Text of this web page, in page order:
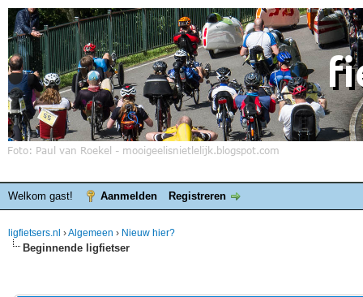
Welkom gast! Aanmelden Registreren
ligfietsers.nl ›Algemeen › Nieuw hier?
Beginnende ligfietser